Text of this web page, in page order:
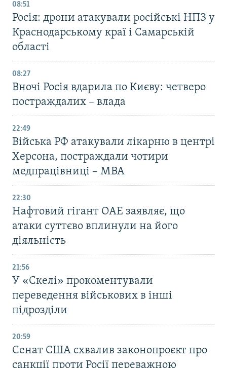
08:51
Росія: дрони атакували російські НПЗ у
Краснодарському краї і Самарській
області
08:27
Вночі Росія вдарила по Києву: четверо
постраждалих – влада
22:49
Війська РФ атакували лікарню в центрі
Херсона, постраждали чотири
медпрацівниці – МВА
22:30
Нафтовий гігант ОАЕ заявляє, що
атаки суттєво вплинули на його
діяльність
21:56
У «Скелі» прокоментували
переведення військових в інші
підрозділи
20:59
Cенат США схвалив законопроєкт про
санкції проти Росії переважною